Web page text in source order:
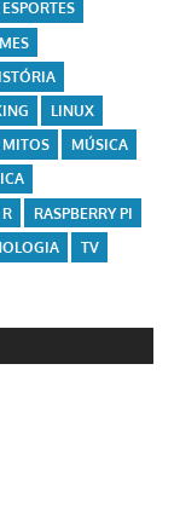
ESPORTES
LINUX
MITOS
MÚSICA
R
RASPBERRY PI
TV